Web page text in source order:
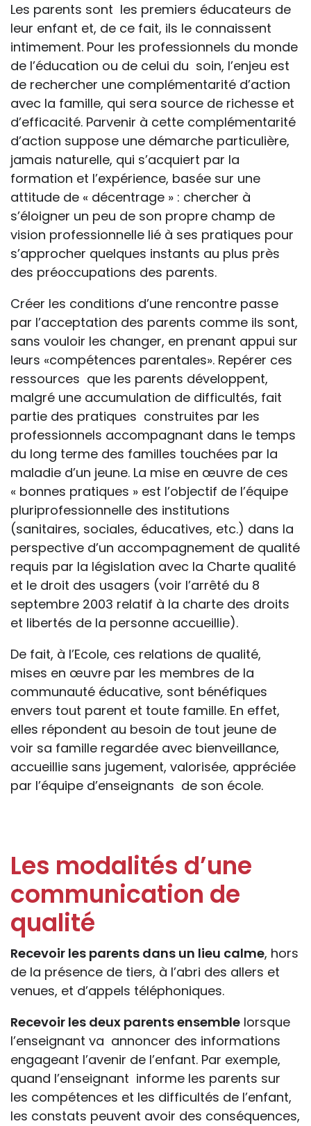
Les parents sont les premiers éducateurs de
leur enfant et, de ce fait, ils le connaissent
intimement. Pour les professionnels du monde
de l’éducation ou de celui du soin, l’enjeu est
de rechercher une complémentarité d’action
avec la famille, qui sera source de richesse et
d’efficacité. Parvenir à cette complémentarité
d’action suppose une démarche particulière,
jamais naturelle, qui s’acquiert par la
formation et l’expérience, basée sur une
attitude de « décentrage » : chercher à
s’éloigner un peu de son propre champ de
vision professionnelle lié à ses pratiques pour
s’approcher quelques instants au plus près
des préoccupations des parents.
Créer les conditions d’une rencontre passe
par l’acceptation des parents comme ils sont,
sans vouloir les changer, en prenant appui sur
leurs «compétences parentales». Repérer ces
ressources que les parents développent,
malgré une accumulation de difficultés, fait
partie des pratiques construites par les
professionnels accompagnant dans le temps
du long terme des familles touchées par la
maladie d’un jeune. La mise en œuvre de ces
« bonnes pratiques » est l’objectif de l’équipe
pluriprofessionnelle des institutions
(sanitaires, sociales, éducatives, etc.) dans la
perspective d’un accompagnement de qualité
requis par la législation avec la Charte qualité
et le droit des usagers (voir l’arrêté du 8
septembre 2003 relatif à la charte des droits
et libertés de la personne accueillie).
De fait, à l’Ecole, ces relations de qualité,
mises en œuvre par les membres de la
communauté éducative, sont bénéfiques
envers tout parent et toute famille. En effet,
elles répondent au besoin de tout jeune de
voir sa famille regardée avec bienveillance,
accueillie sans jugement, valorisée, appréciée
par l’équipe d’enseignants de son école.
Les modalités d’une
communication de
qualité
Recevoir les parents dans un lieu calme, hors
de la présence de tiers, à l’abri des allers et
venues, et d’appels téléphoniques.
Recevoir les deux parents ensemble lorsque
l’enseignant va annoncer des informations
engageant l’avenir de l’enfant. Par exemple,
quand l’enseignant informe les parents sur
les compétences et les difficultés de l’enfant,
les constats peuvent avoir des conséquences,